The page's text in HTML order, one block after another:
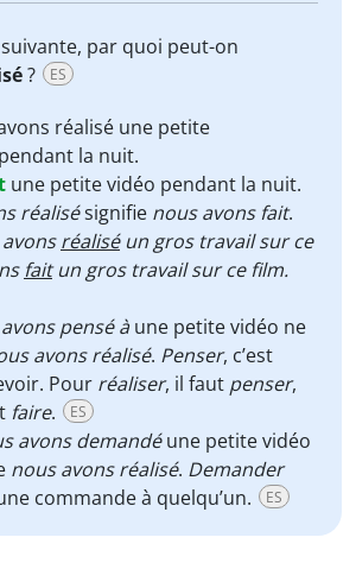
par quoi peut-on
? ES
réalisé une petite
la nuit.
une petite vidéo pendant la nuit.
réalisésignifie nous avons fait.
réaliséun gros travail sur ce
faitun gros travail sur ce film.
pensé àune petite vidéo ne
avons réalisé. Penser, c’est
Pour réaliser, il faut penser,
faire. ES
avons demandéune petite vidéo
nous avons réalisé. Demander
commande à quelqu’un.
ES